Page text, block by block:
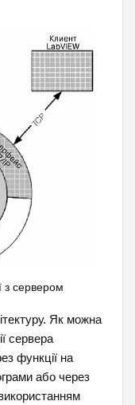
з сервером
Як можна
сервера
функції на
або через